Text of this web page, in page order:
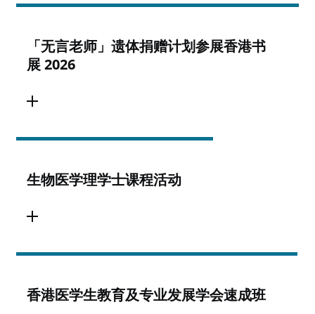
「无言老师」遗体捐赠计划参展香港书
展 2026
生物医学理学士课程活动
香港医学生教育及专业发展学会速成班